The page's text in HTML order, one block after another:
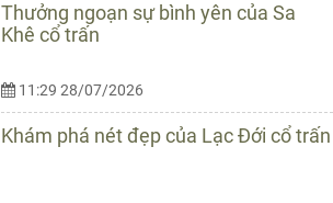
Thưởng ngoạn sự bình yên của Sa
Khê cổ trấn
11:29 28/07/2026
Khám phá nét đẹp của Lạc Đới cổ trấn